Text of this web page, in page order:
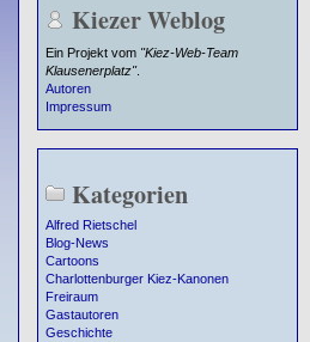
Kiezer Weblog
Ein Projekt vom "Kiez-Web-Team
Klausenerplatz".
Autoren
Impressum
Kategorien
Alfred Rietschel
Blog-News
Cartoons
Charlottenburger Kiez-Kanonen
Freiraum
Gastautoren
Geschichte